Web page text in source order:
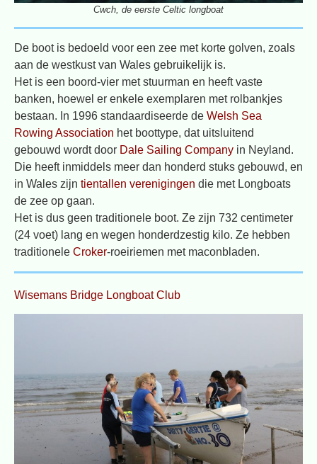
Cwch, de eerste Celtic longboat
De boot is bedoeld voor een zee met korte golven, zoals
aan de westkust van Wales gebruikelijk is.
Het is een boord-vier met stuurman en heeft vaste
banken, hoewel er enkele exemplaren met rolbankjes
bestaan. In 1996 standaardiseerde de Welsh Sea
Rowing Association het boottype, dat uitsluitend
gebouwd wordt door Dale Sailing Company in Neyland.
Die heeft inmiddels meer dan honderd stuks gebouwd, en
in Wales zijn tientallen verenigingen die met Longboats
de zee op gaan.
Het is dus geen traditionele boot. Ze zijn 732 centimeter
(24 voet) lang en wegen honderdzestig kilo. Ze hebben
traditionele Croker-roeiriemen met maconbladen.
Wisemans Bridge Longboat Club